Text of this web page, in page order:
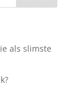
als slimste